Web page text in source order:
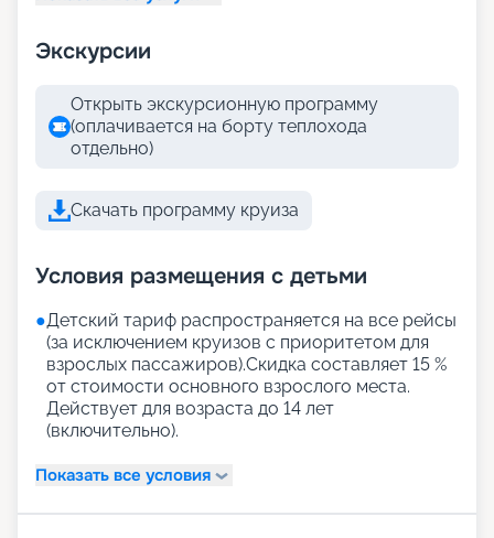
Экскурсии
Открыть экскурсионную программу
(оплачивается на борту теплохода
отдельно)
Скачать программу круиза
Условия размещения с детьми
●Детский тариф распространяется на все рейсы
(за исключением круизов с приоритетом для
взрослых пассажиров).Скидка составляет 15 %
от стоимости основного взрослого места.
Действует для возраста до 14 лет
(включительно).
Показать все условия